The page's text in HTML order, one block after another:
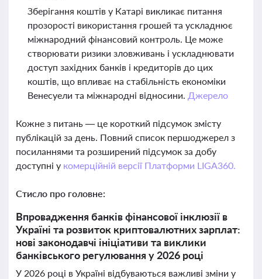
Зберігання коштів у Катарі викликає питання
прозорості використання грошей та ускладнює
міжнародний фінансовий контроль. Це може
створювати ризики зловживань і ускладнювати
доступ західних банків і кредиторів до цих
коштів, що впливає на стабільність економіки
Венесуели та міжнародні відносини. Джерело
Кожне з питань — це короткий підсумок змісту
публікацій за день. Повний список першоджерел з
посиланнями та розширений підсумок за добу
доступні у комерційній версії Платформи LIGA360.
Стисло про головне:
Впровадження банків фінансової інклюзії в
Україні та розвиток криптовалютних зарплат:
нові законодавчі ініціативи та виклики
банківського регулювання у 2026 році
У 2026 році в Україні відбуваються важливі зміни у